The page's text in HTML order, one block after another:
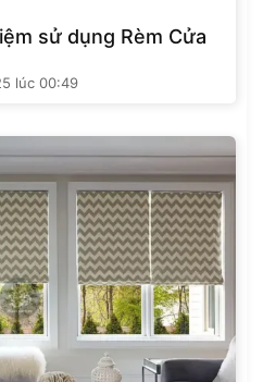
sử dụng Rèm Cửa
lúc 00:49